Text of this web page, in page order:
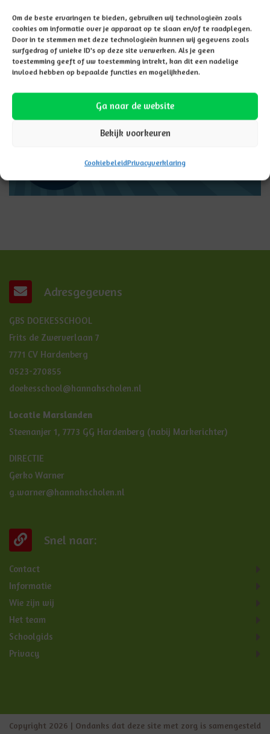
Om de beste ervaringen te bieden, gebruiken wij technologieën zoals
cookies om informatie over je apparaat op te slaan en/of te raadplegen.
Door in te stemmen met deze technologieën kunnen wij gegevens zoals
surfgedrag of unieke ID's op deze site verwerken. Als je geen
toestemming geeft of uw toestemming intrekt, kan dit een nadelige
invloed hebben op bepaalde functies en mogelijkheden.
Ga naar de website
Bekijk voorkeuren
CookiebeleidPrivacyverklaring
Adresgegevens
GBS DOEKESSCHOOL
Frits de Zwerverlaan 7
7771 CV Hardenberg
0523-270855
doekesschool@hannahscholen.nl
Locatie Marslanden
Steenanjer 1, 7773 GG Hardenberg (nabij Markerichter)
DIRECTIE
Gerko Warner
g.warner@hannahscholen.nl
Snel naar:
Contact
Informatie
Wie zijn wij
Het team
Schoolgids
Privacy
Copyright 2026 | Ondanks dat deze site met zorg is samengesteld